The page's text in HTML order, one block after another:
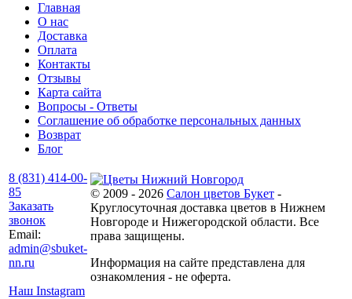
Главная
О нас
Доставка
Оплата
Контакты
Отзывы
Карта сайта
Вопросы - Ответы
Соглашение об обработке персональных данных
Возврат
Блог
8 (831) 414-00-
85
Заказать
звонок
Email:
admin@sbuket-
nn.ru
Наш Instagram
© 2009 - 2026 Салон цветов Букет -
Круглосуточная доставка цветов в Нижнем
Новгороде и Нижегородской области. Все
права защищены.
Информация на сайте представлена для
ознакомления - не оферта.